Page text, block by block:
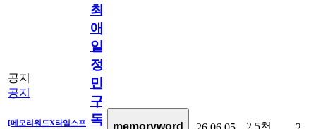
공지
공지
[메모리워드X타임스프
최
애
일
정
만
구
독
2.5천